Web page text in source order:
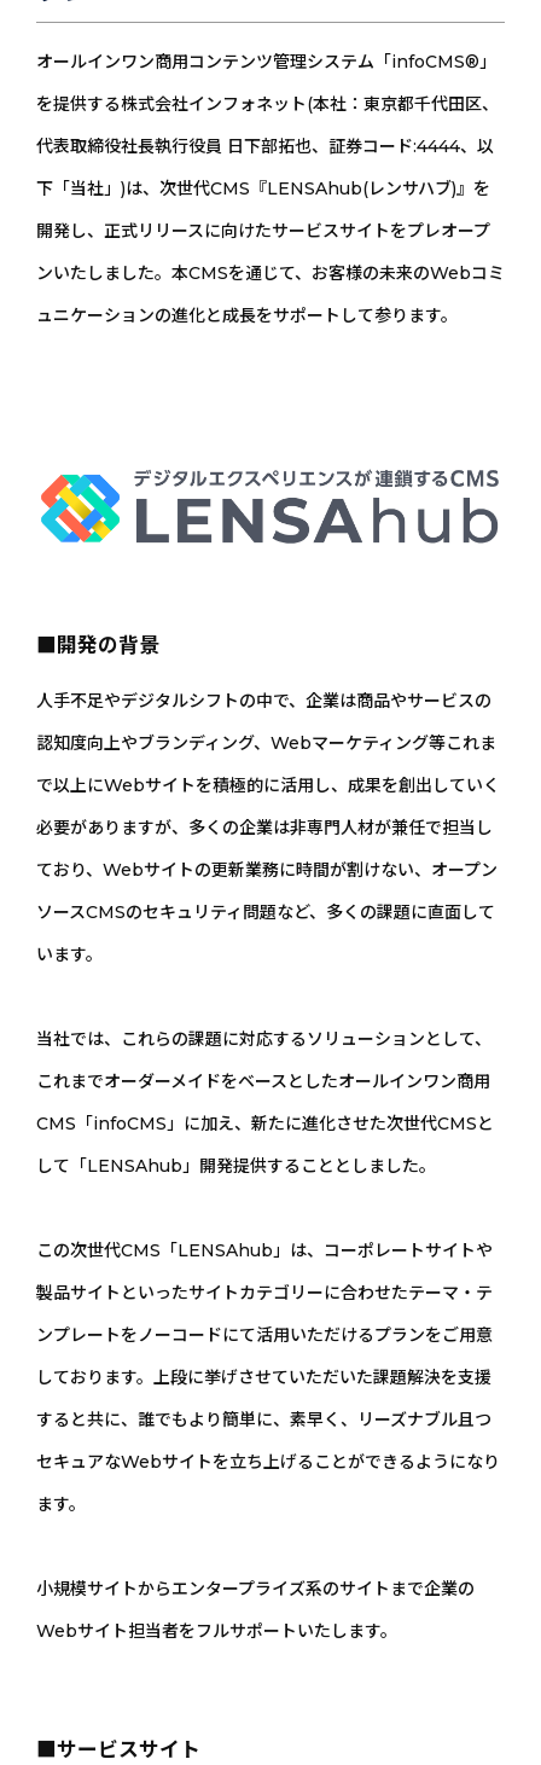
オールインワン商用コンテンツ管理システム「infoCMS®」
を提供する株式会社インフォネット(本社：東京都千代田区、
代表取締役社長執行役員 日下部拓也、証券コード:4444、以
下「当社」)は、次世代CMS『LENSAhub(レンサハブ)』を
開発し、正式リリースに向けたサービスサイトをプレオープ
ンいたしました。本CMSを通じて、お客様の未来のWebコミ
ュニケーションの進化と成長をサポートして参ります。
■開発の背景
人手不足やデジタルシフトの中で、企業は商品やサービスの
認知度向上やブランディング、Webマーケティング等これま
で以上にWebサイトを積極的に活用し、成果を創出していく
必要がありますが、多くの企業は非専門人材が兼任で担当し
ており、Webサイトの更新業務に時間が割けない、オープン
ソースCMSのセキュリティ問題など、多くの課題に直面して
います。
当社では、これらの課題に対応するソリューションとして、
これまでオーダーメイドをベースとしたオールインワン商用
CMS「infoCMS」に加え、新たに進化させた次世代CMSと
して「LENSAhub」開発提供することとしました。
この次世代CMS「LENSAhub」は、コーポレートサイトや
製品サイトといったサイトカテゴリーに合わせたテーマ・テ
ンプレートをノーコードにて活用いただけるプランをご用意
しております。上段に挙げさせていただいた課題解決を支援
すると共に、誰でもより簡単に、素早く、リーズナブル且つ
セキュアなWebサイトを立ち上げることができるようになり
ます。
小規模サイトからエンタープライズ系のサイトまで企業の
Webサイト担当者をフルサポートいたします。
■サービスサイト